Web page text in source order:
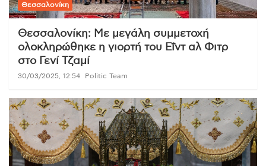
Θεσσαλονίκη
Θεσσαλονίκη: Με μεγάλη συμμετοχή
ολοκληρώθηκε η γιορτή του Εΐντ αλ Φιτρ
στο Γενί Τζαμί
30/03/2025, 12:54 Politic Team